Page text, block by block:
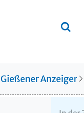
Gießener Anzeiger